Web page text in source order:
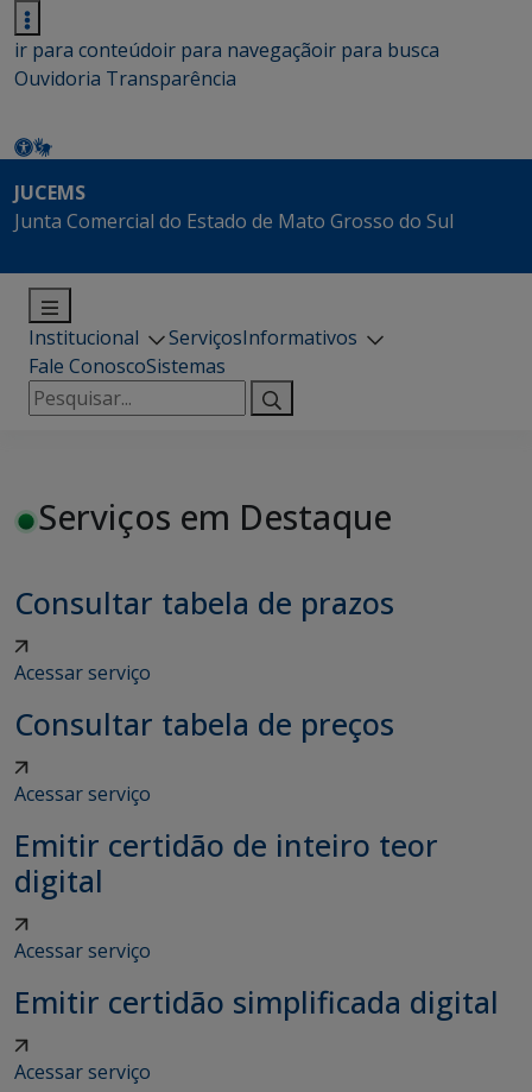
ir para conteúdoir para navegaçãoir para busca
Ouvidoria Transparência
JUCEMS
Junta Comercial do Estado de Mato Grosso do Sul
Institucional ServiçosInformativos
Fale ConoscoSistemas
Pesquisar
por:
Serviços em Destaque
Consultar tabela de prazos
Acessar serviço
Consultar tabela de preços
Acessar serviço
Emitir certidão de inteiro teor
digital
Acessar serviço
Emitir certidão simplificada digital
Acessar serviço